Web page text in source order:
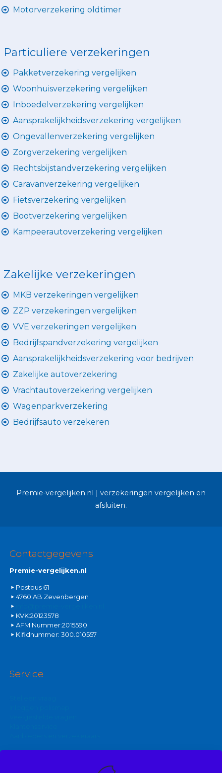
Motorverzekering oldtimer
Particuliere verzekeringen
Pakketverzekering vergelijken
Woonhuisverzekering vergelijken
Inboedelverzekering vergelijken
Aansprakelijkheidsverzekering vergelijken
Ongevallenverzekering vergelijken
Zorgverzekering vergelijken
Rechtsbijstandverzekering vergelijken
Caravanverzekering vergelijken
Fietsverzekering vergelijken
Bootverzekering vergelijken
Kampeerautoverzekering vergelijken
Zakelijke verzekeringen
MKB verzekeringen vergelijken
ZZP verzekeringen vergelijken
VVE verzekeringen vergelijken
Bedrijfspandverzekering vergelijken
Aansprakelijkheidsverzekering voor bedrijven
Zakelijke autoverzekering
Vrachtautoverzekering vergelijken
Wagenparkverzekering
Bedrijfsauto verzekeren
Premie-vergelijken.nl | verzekeringen vergelijken en
afsluiten.
Contactgegevens
Premie-vergelijken.nl
Postbus 61
4760 AB Zevenbergen
KVK:20123578
AFM Nummer:2015590
Kifidnummer: 300.010557
Service